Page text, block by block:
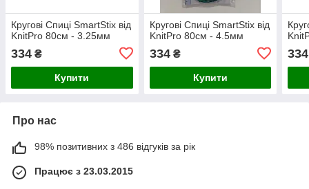
Кругові Спиці SmartStix від
KnitPro 80см - 3.25мм
334 ₴
Купити
Кругові Спиці SmartStix від
KnitPro 80см - 4.5мм
334₴
Купити
334
Про нас
98% позитивних з 486 відгуків за рік
Працює з 23.03.2015